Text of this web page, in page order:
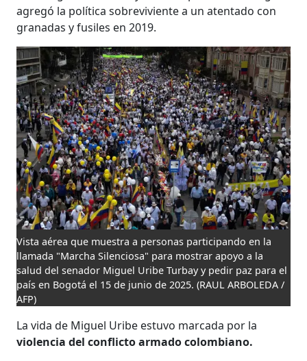
agregó la política sobreviviente a un atentado con
granadas y fusiles en 2019.
Vista aérea que muestra a personas participando en la
llamada "Marcha Silenciosa" para mostrar apoyo a la
salud del senador Miguel Uribe Turbay y pedir paz para el
país en Bogotá el 15 de junio de 2025. (RAUL ARBOLEDA /
AFP)
La vida de Miguel Uribe estuvo marcada por la
violencia del conflicto armado colombiano.